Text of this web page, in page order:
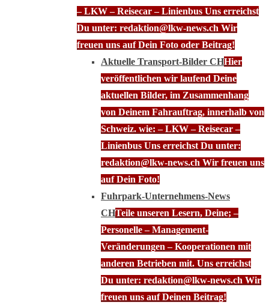
– LKW – Reisecar – Linienbus Uns erreichst
Du unter: redaktion@lkw-news.ch Wir
freuen uns auf Dein Foto oder Beitrag!
Aktuelle Transport-Bilder CHHier
veröffentlichen wir laufend Deine
aktuellen Bilder, im Zusammenhang
von Deinem Fahrauftrag, innerhalb von
Schweiz. wie: – LKW – Reisecar –
Linienbus Uns erreichst Du unter:
redaktion@lkw-news.ch Wir freuen uns
auf Dein Foto!
Fuhrpark-Unternehmens-News
CHTeile unseren Lesern, Deine; –
Personelle – Management-
Veränderungen – Kooperationen mit
anderen Betrieben mit. Uns erreichst
Du unter: redaktion@lkw-news.ch Wir
freuen uns auf Deinen Beitrag!